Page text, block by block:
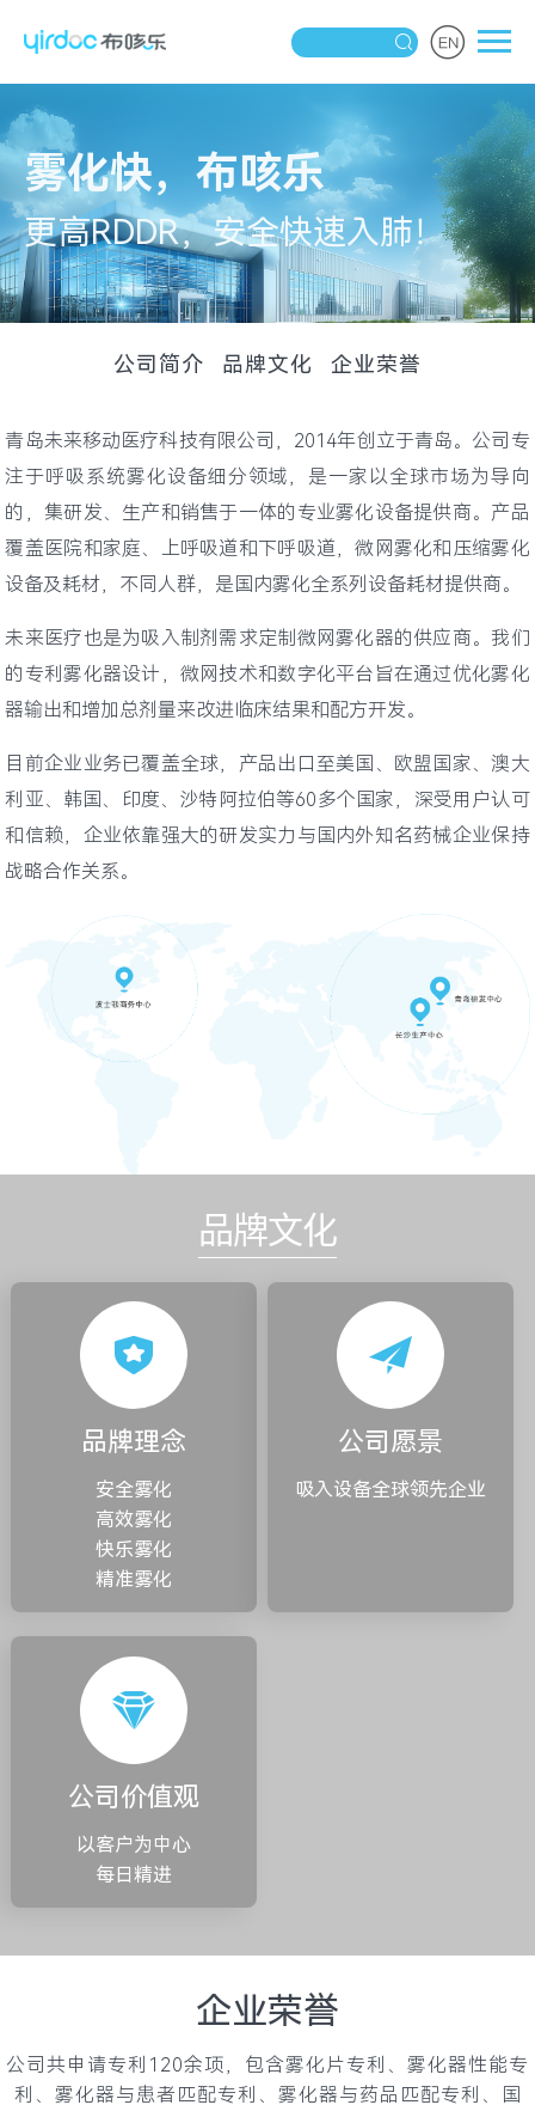
雾化快，布咳乐
更高RDDR，安全快速入肺！
公司简介 品牌文化 企业荣誉
公司简介
青岛未来移动医疗科技有限公司，2014年创立于青岛。公司专
注于呼吸系统雾化设备细分领域，是一家以全球市场为导向
的，集研发、生产和销售于一体的专业雾化设备提供商。产品
覆盖医院和家庭、上呼吸道和下呼吸道，微网雾化和压缩雾化
设备及耗材，不同人群，是国内雾化全系列设备耗材提供商。
未来医疗也是为吸入制剂需求定制微网雾化器的供应商。我们
的专利雾化器设计，微网技术和数字化平台旨在通过优化雾化
器输出和增加总剂量来改进临床结果和配方开发。
目前企业业务已覆盖全球，产品出口至美国、欧盟国家、澳大
利亚、韩国、印度、沙特阿拉伯等60多个国家，深受用户认可
和信赖，企业依靠强大的研发实力与国内外知名药械企业保持
战略合作关系。
品牌文化
品牌理念
安全雾化
高效雾化
快乐雾化
精准雾化
公司愿景
吸入设备全球领先企业
公司价值观
以客户为中心
每日精进
企业荣誉
公司共申请专利120余项，包含雾化片专利、雾化器性能专
利、雾化器与患者匹配专利、雾化器与药品匹配专利、国